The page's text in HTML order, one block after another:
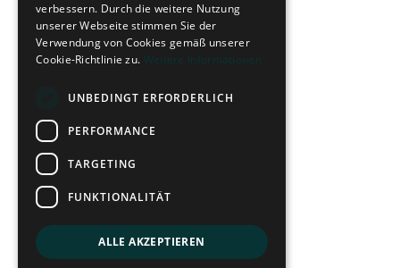
verbessern. Durch die weitere Nutzung
unserer Webseite stimmen Sie der
Verwendung von Cookies gemäß unserer
Cookie-Richtlinie zu. Weitere Informationen
UNBEDINGT ERFORDERLICH
PERFORMANCE
TARGETING
FUNKTIONALITÄT
ALLE AKZEPTIEREN